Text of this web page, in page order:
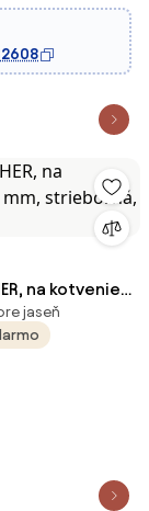
na kotvenie,
jaseň
jaseň